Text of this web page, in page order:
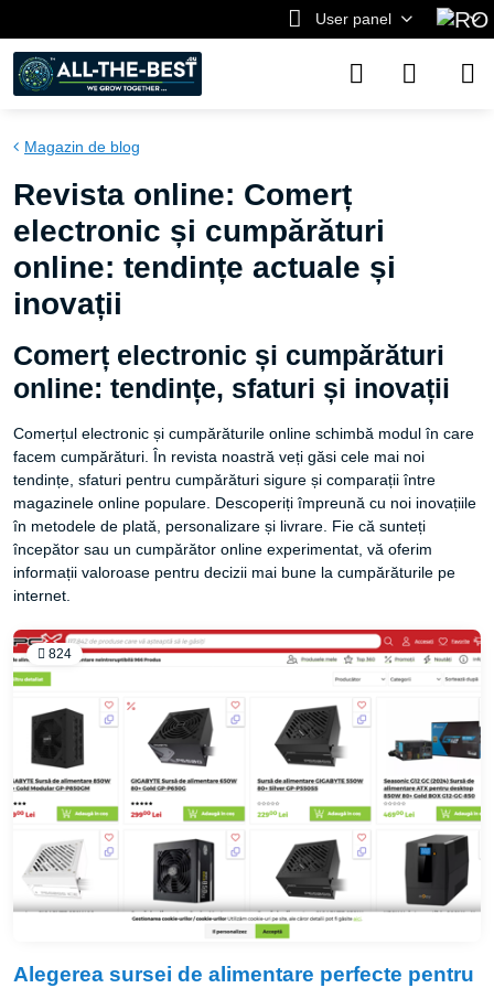
User panel
Magazin de blog
Revista online: Comerț
electronic și cumpărături
online: tendințe actuale și
inovații
Comerț electronic și cumpărături
online: tendințe, sfaturi și inovații
Comerțul electronic și cumpărăturile online schimbă modul în care
facem cumpărături. În revista noastră veți găsi cele mai noi
tendințe, sfaturi pentru cumpărături sigure și comparații între
magazinele online populare. Descoperiți împreună cu noi inovațiile
în metodele de plată, personalizare și livrare. Fie că sunteți
începător sau un cumpărător online experimentat, vă oferim
informații valoroase pentru decizii mai bune la cumpărăturile pe
internet.
824
Alegerea sursei de alimentare perfecte pentru